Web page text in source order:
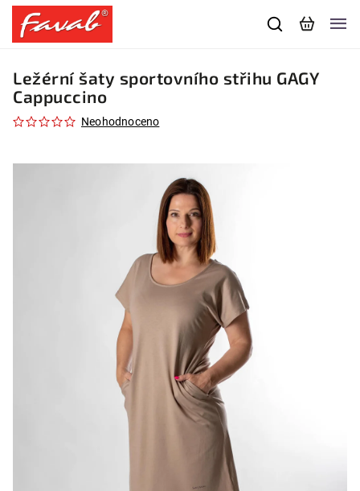
Ležérní šaty sportovního střihu GAGY
Cappuccino
Neohodnoceno